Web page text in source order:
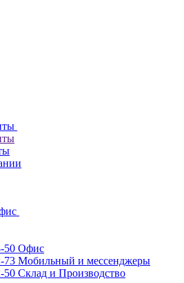
50 Офис
73 Мобильный и мессенджеры
50 Склад и Производство